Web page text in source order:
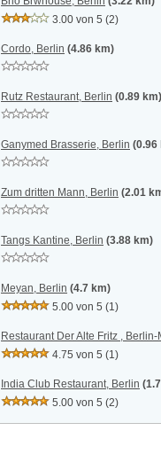
3.00 von 5 (2)
Cordo, Berlin (4.86 km)
Rutz Restaurant, Berlin (0.89 km)
Ganymed Brasserie, Berlin (0.96
Zum dritten Mann, Berlin (2.01
Tangs Kantine, Berlin (3.88 km)
Meyan, Berlin (4.7 km)
5.00 von 5 (1)
Restaurant Der Alte Fritz , Berlin-
4.75 von 5 (1)
India Club Restaurant, Berlin
5.00 von 5 (2)